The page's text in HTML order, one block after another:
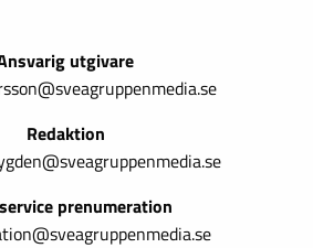
utgivare
Redaktion
prenumeration